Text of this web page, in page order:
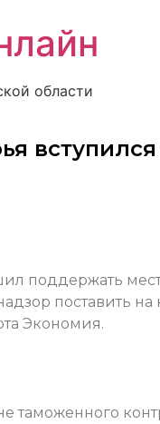
области
поддержать
поставить
Экономия.
таможенного